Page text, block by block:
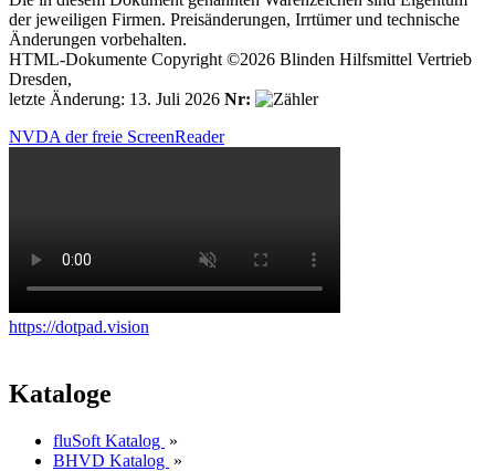
der jeweiligen Firmen. Preisänderungen, Irrtümer und technische
Änderungen vorbehalten.
HTML-Dokumente Copyright ©2026 Blinden Hilfsmittel Vertrieb
Dresden,
letzte Änderung: 13. Juli 2026 Nr:
NVDA der freie ScreenReader
https://dotpad.vision
Kataloge
fluSoft Katalog »
BHVD Katalog »